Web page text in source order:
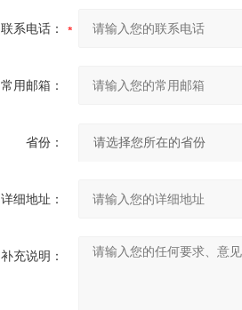
联系电话：
常用邮箱：
省份：
详细地址：
补充说明：